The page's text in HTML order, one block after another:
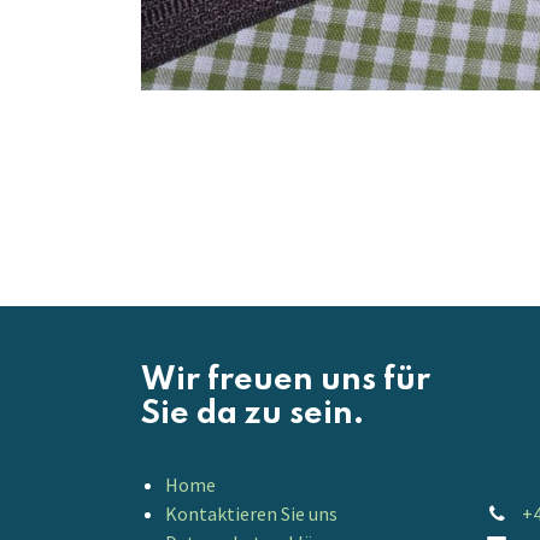
Wir freuen uns für
Sie da zu sein.
Home
Kontaktieren Sie uns